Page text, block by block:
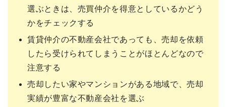
選ぶときは、売買仲介を得意としているかどう
かをチェックする
賃貸仲介の不動産会社であっても、売却を依頼
したら受けられてしまうことがほとんどなので
注意する
売却したい家やマンションがある地域で、売却
実績が豊富な不動産会社を選ぶ